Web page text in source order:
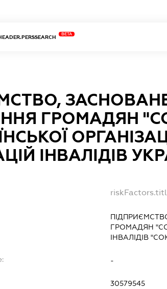
BETA
ГРОМАДЯН
ІНВАЛІДІВ
ГРОМАДЯН
ІНВАЛІДІВ
-
30579545